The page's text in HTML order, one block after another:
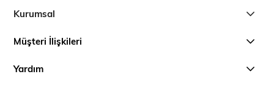
Kurumsal
Müşteri İlişkileri
Yardım